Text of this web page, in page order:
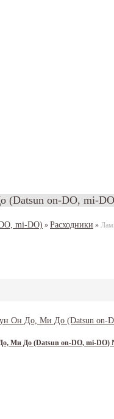
(Datsun on-DO, mi-
mi-DO) » Расходники »
Ми До (Datsun on-DO, mi-DO)